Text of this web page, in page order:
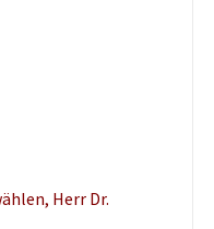
Herr Dr.